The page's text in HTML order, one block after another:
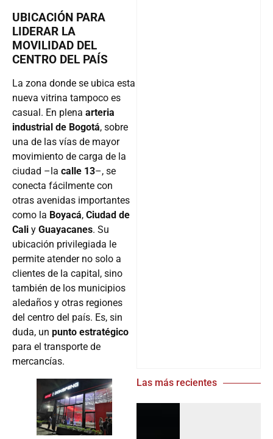
UBICACIÓN PARA
LIDERAR LA
MOVILIDAD DEL
CENTRO DEL PAÍS
La zona donde se ubica esta
nueva vitrina tampoco es
casual. En plena arteria
industrial de Bogotá, sobre
una de las vías de mayor
movimiento de carga de la
ciudad –la calle 13–, se
conecta fácilmente con
otras avenidas importantes
como la Boyacá, Ciudad de
Cali y Guayacanes. Su
ubicación privilegiada le
permite atender no solo a
clientes de la capital, sino
también de los municipios
aledaños y otras regiones
del centro del país. Es, sin
duda, un punto estratégico
para el transporte de
mercancías.
Las más recientes